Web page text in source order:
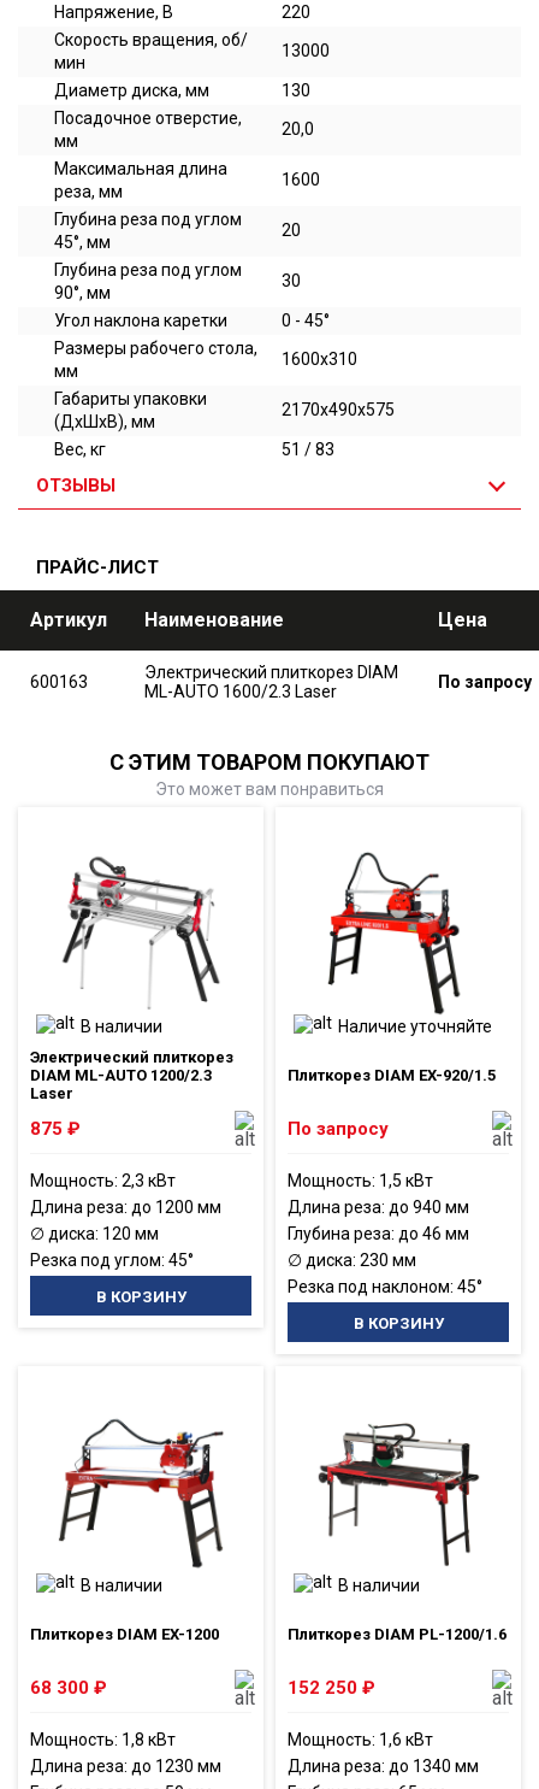
Напряжение, В
220
Скорость вращения, об/
мин
13000
Диаметр диска, мм
130
Посадочное отверстие,
мм
20,0
Максимальная длина
реза, мм
1600
Глубина реза под углом
45°, мм
20
Глубина реза под углом
90°, мм
30
Угол наклона каретки
0 - 45°
Размеры рабочего стола,
мм
1600x310
Габариты упаковки
(ДхШхВ), мм
2170x490x575
Вес, кг 51 / 83
ОТЗЫВЫ
ПРАЙС-ЛИСТ
Артикул Наименование Цена
600163
Электрический плиткорез DIAM
ML-AUTO 1600/2.3 Laser
По запросу
С ЭТИМ ТОВАРОМ ПОКУПАЮТ
Это может вам понравиться
В наличии
Электрический плиткорез
DIAM ML-AUTO 1200/2.3
Laser
875 ₽
Мощность: 2,3 кВт
Длина реза: до 1200 мм
∅ диска: 120 мм
Резка под углом: 45°
В КОРЗИНУ
Наличие уточняйте
Плиткорез DIAM EX-920/1.5
По запросу
Мощность: 1,5 кВт
Длина реза: до 940 мм
Глубина реза: до 46 мм
∅ диска: 230 мм
Резка под наклоном: 45°
В КОРЗИНУ
В наличии
Плиткорез DIAM EX-1200
68 300 ₽
Мощность: 1,8 кВт
Длина реза: до 1230 мм
В наличии
Плиткорез DIAM PL-1200/1.6
152 250 ₽
Мощность: 1,6 кВт
Длина реза: до 1340 мм